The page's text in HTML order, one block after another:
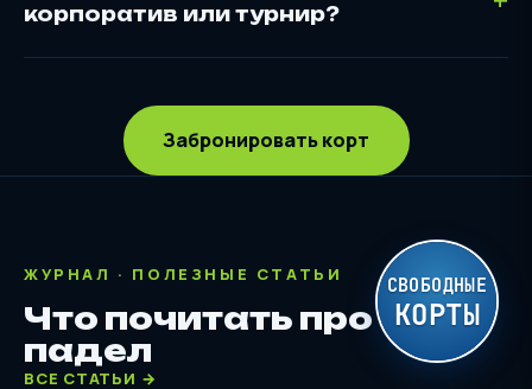
корпоратив или турнир?
Забронировать корт
ЖУРНАЛ · ПОЛЕЗНЫЕ СТАТЬИ
Что почитать про
падел
ВСЕ СТАТЬИ →
СВОБОДНЫЕ
КОРТЫ